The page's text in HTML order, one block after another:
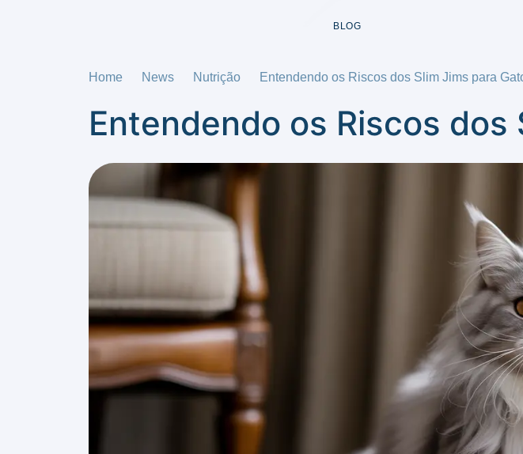
BLOG
Home News Nutrição Entendendo os Riscos dos Slim Jims para
Entendendo os Riscos dos